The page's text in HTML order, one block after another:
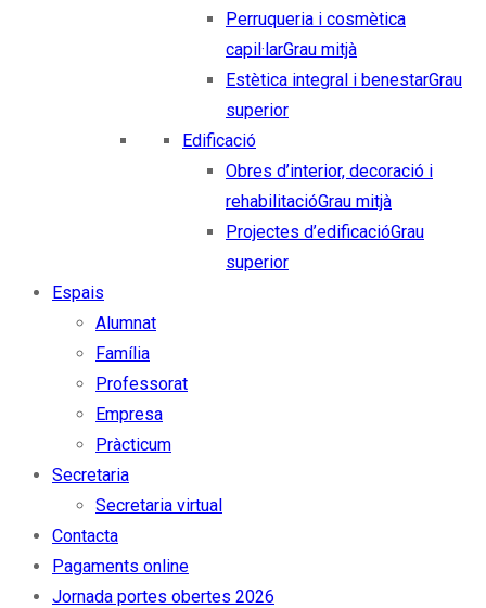
Perruqueria i cosmètica
capil·larGrau mitjà
Estètica integral i benestarGrau
superior
Edificació
Obres d’interior, decoració i
rehabilitacióGrau mitjà
Projectes d’edificacióGrau
superior
Espais
Alumnat
Família
Professorat
Empresa
Pràcticum
Secretaria
Secretaria virtual
Contacta
Pagaments online
Jornada portes obertes 2026